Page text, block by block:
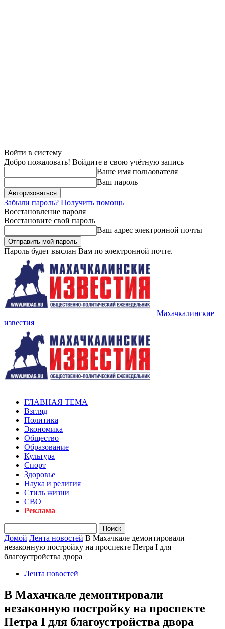
Войти в систему
Добро пожаловать! Войдите в свою учётную запись
Ваше имя пользователя
Ваш пароль
Забыли пароль? Получить помощь
Восстановление пароля
Восстановите свой пароль
Ваш адрес электронной почты
Пароль будет выслан Вам по электронной почте.
Махачкалинские
известия
ГЛАВНАЯ ТЕМА
Взгляд
Политика
Экономика
Общество
Образование
Культура
Спорт
Здоровье
Наука и религия
Стиль жизни
СВО
Реклама
Домой Лента новостей В Махачкале демонтировали
незаконную постройку на проспекте Петра I для
благоустройства двора
Лента новостей
В Махачкале демонтировали
незаконную постройку на проспекте
Петра I для благоустройства двора